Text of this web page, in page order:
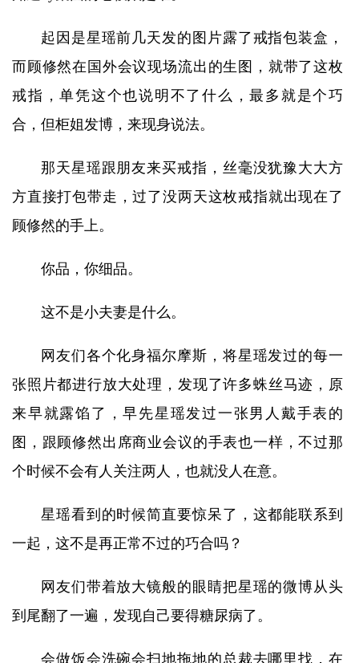
起因是星瑶前几天发的图片露了戒指包装盒，
而顾修然在国外会议现场流出的生图，就带了这枚
戒指，单凭这个也说明不了什么，最多就是个巧
合，但柜姐发博，来现身说法。
那天星瑶跟朋友来买戒指，丝毫没犹豫大大方
方直接打包带走，过了没两天这枚戒指就出现在了
顾修然的手上。
你品，你细品。
这不是小夫妻是什么。
网友们各个化身福尔摩斯，将星瑶发过的每一
张照片都进行放大处理，发现了许多蛛丝马迹，原
来早就露馅了，早先星瑶发过一张男人戴手表的
图，跟顾修然出席商业会议的手表也一样，不过那
个时候不会有人关注两人，也就没人在意。
星瑶看到的时候简直要惊呆了，这都能联系到
一起，这不是再正常不过的巧合吗？
网友们带着放大镜般的眼睛把星瑶的微博从头
到尾翻了一遍，发现自己要得糖尿病了。
会做饭会洗碗会扫地拖地的总裁去哪里找，在